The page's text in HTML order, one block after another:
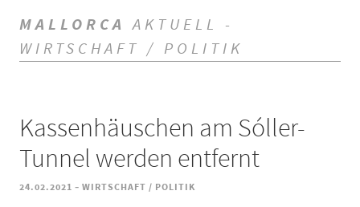
MALLORCA AKTUELL -
WIRTSCHAFT / POLITIK
Kassenhäuschen am Sóller-
Tunnel werden entfernt
24.02.2021 - WIRTSCHAFT / POLITIK